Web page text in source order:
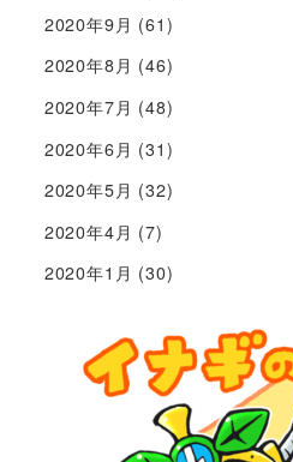
2020年9月 (61)
2020年8月 (46)
2020年7月 (48)
2020年6月 (31)
2020年5月 (32)
2020年4月 (7)
2020年1月 (30)